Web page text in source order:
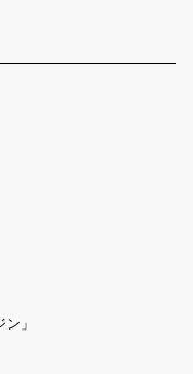
」